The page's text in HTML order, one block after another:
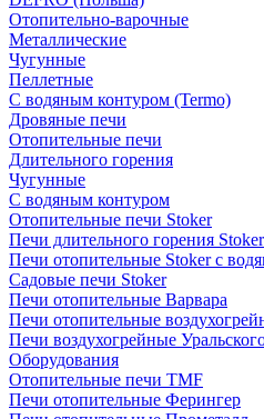
Отопительно-варочные
Металлические
Чугунные
Пеллетные
С водяным контуром (Termo)
Дровяные печи
Отопительные печи
Длительного горения
Чугунные
C водяным контуром
Отопительные печи Stoker
Печи длительного горения Stoker
Печи отопительные Stoker с
Садовые печи Stoker
Печи отопительные Варвара
Печи отопительные
Печи воздухогрейные
Оборудования
Отопительные печи TMF
Печи отопительные Ферингер